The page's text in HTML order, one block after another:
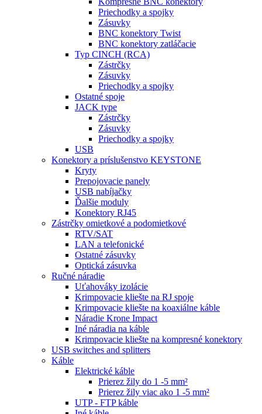
Priechodky a spojky
Zásuvky
BNC konektory Twist
BNC konektory zatláčacie
Typ CINCH (RCA)
Zástrčky
Zásuvky
Priechodky a spojky
Ostatné spoje
JACK type
Zástrčky
Zásuvky
Priechodky a spojky
USB
Konektory a príslušenstvo KEYSTONE
Kryty
Prepojovacie panely
USB nabíjačky
Ďalšie moduly
Konektory RJ45
Zástrčky omietkové a podomietkové
RTV/SAT
LAN a telefonické
Ostatné zásuvky
Optická zásuvka
Ručné náradie
Uťahováky izolácie
Krimpovacie kliešte na RJ spoje
Krimpovacie kliešte na koaxiálne káble
Náradie Krone Impact
Iné náradia na káble
Krimpovacie kliešte na kompresné konektory
USB switches and splitters
Káble
Elektrické káble
Prierez žily do 1 -5 mm²
Prierez žily viac ako 1 -5 mm²
UTP - FTP káble